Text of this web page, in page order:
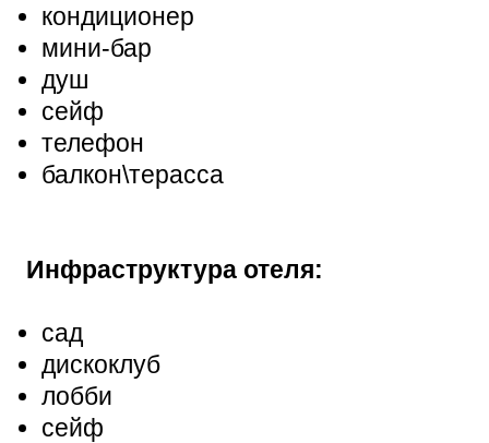
кондиционер
мини-бар
душ
сейф
телефон
балкон\терасса
Инфраструктура отеля:
сад
дискоклуб
лобби
сейф